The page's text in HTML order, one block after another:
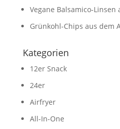
Vegane Balsamico-
Grünkohl-Chips aus dem
Kategorien
12er Snack
24er
Airfryer
All-In-One